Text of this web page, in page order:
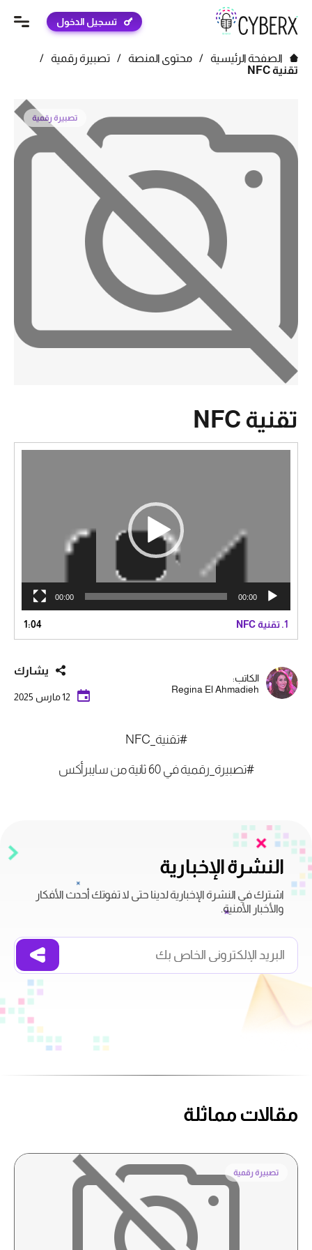
تسجيل الدخول
الصفحة الرئيسية / محتوى المنصة / تصبيرة رقمية
/
تقنية NFC
تصبيرة رقمية
تقنية NFC
00:00
00:00
1. تقنية NFC 1:04
الكاتب:
Regina El Ahmadieh
يشارك
12 مارس 2025
#تقنية_NFC
#تصبيرة_رقمية في 60 ثانية من سايبرأكس
النشرة الإخبارية
اشترك في النشرة الإخبارية لدينا حتى لا تفوتك أحدث الأفكار
والأخبار الأمنية.
مقالات مماثلة
تصبيرة رقمية